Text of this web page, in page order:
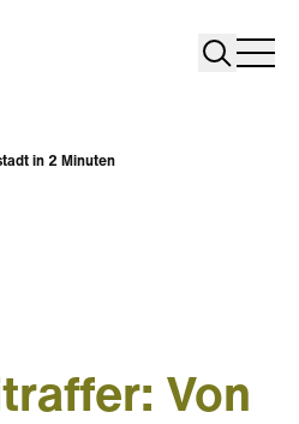
Search
in 2 Minuten
Von